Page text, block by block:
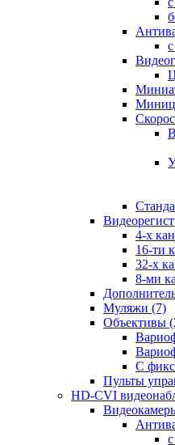
4-х
16-ти
32-х
8-ми
Муляжи (7)
Объективы
С
Пульты
HD-CVI